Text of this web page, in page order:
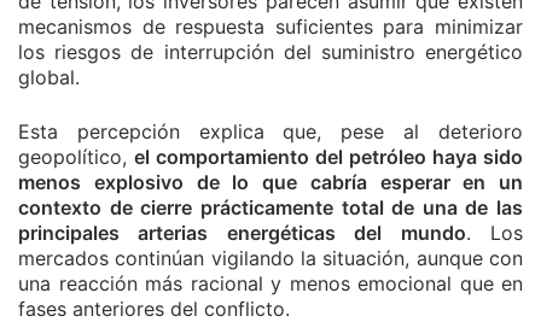
mecanismos de respuesta suficientes para minimizar
los riesgos de interrupción del suministro energético
global.
Esta percepción explica que, pese al deterioro
geopolítico, el comportamiento del petróleo haya sido
menos explosivo de lo que cabría esperar en un
contexto de cierre prácticamente total de una de las
principales arterias energéticas del mundo. Los
mercados continúan vigilando la situación, aunque con
una reacción más racional y menos emocional que en
fases anteriores del conflicto.